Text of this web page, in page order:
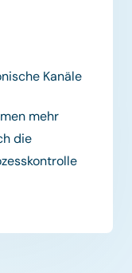
Kanäle
mehr
die